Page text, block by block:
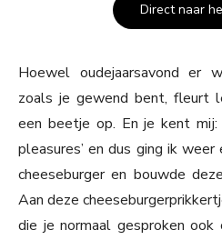
Direct naar
Hoewel oudejaarsavond er
zoals je gewend bent, fleurt
een beetje op. En je kent
pleasures’ en dus ging ik
cheeseburger en bouwde
Aan deze
die je normaal gesproken ook